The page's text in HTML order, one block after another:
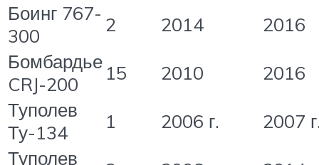
Боинг 767-
300
2 2014
2016
Бомбардье
CRJ-200
15 2010
2016
Туполев
Ту-134
1 2006 г.
2007
Туполев